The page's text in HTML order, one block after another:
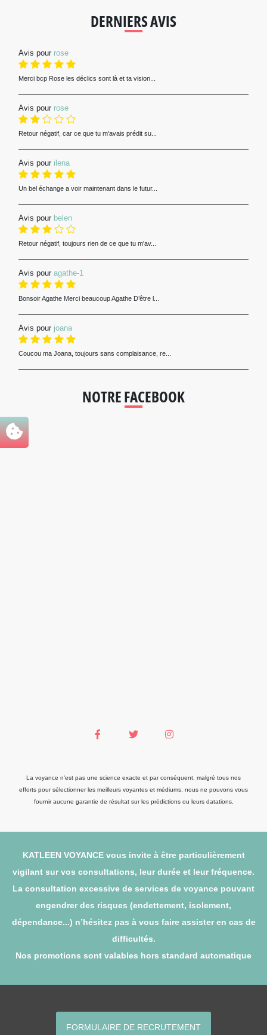
DERNIERS AVIS
Avis pour rose
Merci bcp Rose les déclics sont là et ta vision...
Avis pour rose
Retour négatif, car ce que tu m'avais prédit su...
Avis pour ilena
Un bel échange a voir maintenant dans le futur...
Avis pour belen
Retour négatif, toujours rien de ce que tu m'av...
Avis pour agathe-1
Bonsoir Agathe Merci beaucoup Agathe D’être l...
Avis pour joana
Coucou ma Joana, toujours sans complaisance, re...
NOTRE FACEBOOK
La voyance n'est pas une science exacte et par conséquent, malgré tous nos
efforts pour sélectionner les meilleurs voyantes et médiums, nous ne pouvons vous
fournir aucune garantie de résultat sur les prédictions ou leurs datations.
KATLEEN VOYANCE vous invite à être particulièrement
vigilant sur vos consultations, leur durée et leur fréquence.
La consultation excessive de services de voyance pouvant
engendrer des risques (endettement, isolement,
dépendance...) n’hésitez pas à vous faire assister en cas de
difficultés.
Nos promotions sont valables hors standard automatique
FORMULAIRE DE RECRUTEMENT